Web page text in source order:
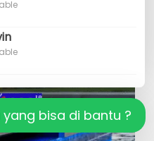
yang bisa di bantu ?